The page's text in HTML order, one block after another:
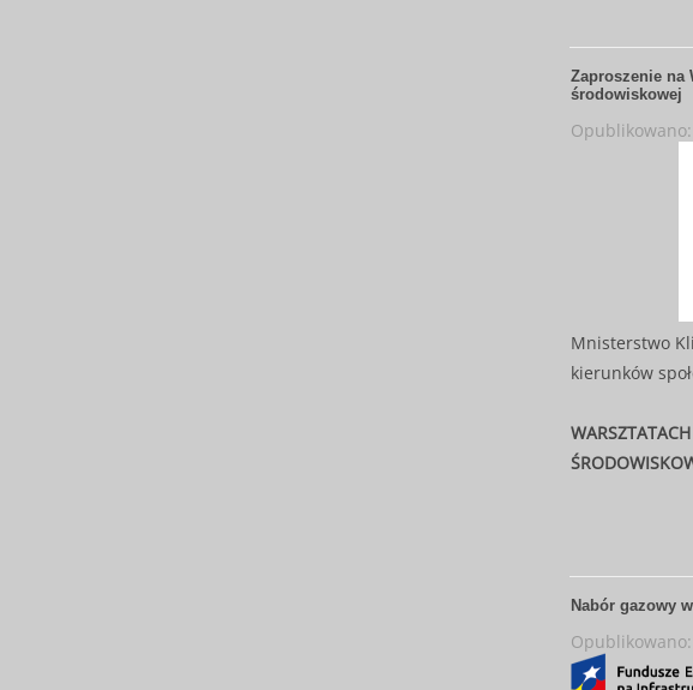
Zaproszenie na
środowiskowej
Mnisterstwo
kierunków
Nabór gazowy